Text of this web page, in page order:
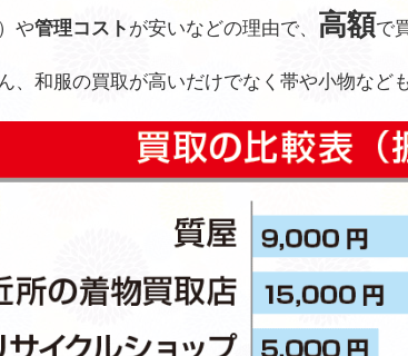
や管理コスト が安いなどの理由で、 高額で
、和服の買取が高いだけでなく帯や小物など